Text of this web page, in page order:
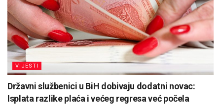
VIJESTI
Državni službenici u BiH dobivaju dodatni novac:
Isplata razlike plaća i većeg regresa već počela